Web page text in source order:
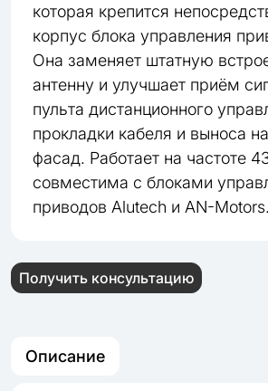
которая крепится
корпус блока управления
Она заменяет штатную
антенну и улучшает приём
пульта дистанционного
прокладки кабеля и выноса
фасад. Работает на частоте
совместима с блоками
приводов Alutech и AN-Motors.
Получить консультацию
Описание